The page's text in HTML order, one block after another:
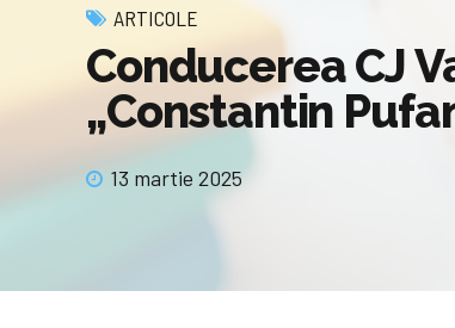
ARTICOLE
Conducerea CJ
„Constantin
13 martie 2025